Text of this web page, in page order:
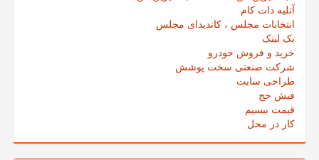
آتلیه دات کام
انتخابات مجلس ، کاندیدای مجلس
بک لینک
خرید و فروش خودرو
شرکت صنعتی سخت پوشش
طراحی سایت
فیش حج
قیمت بیسیم
کار در محل